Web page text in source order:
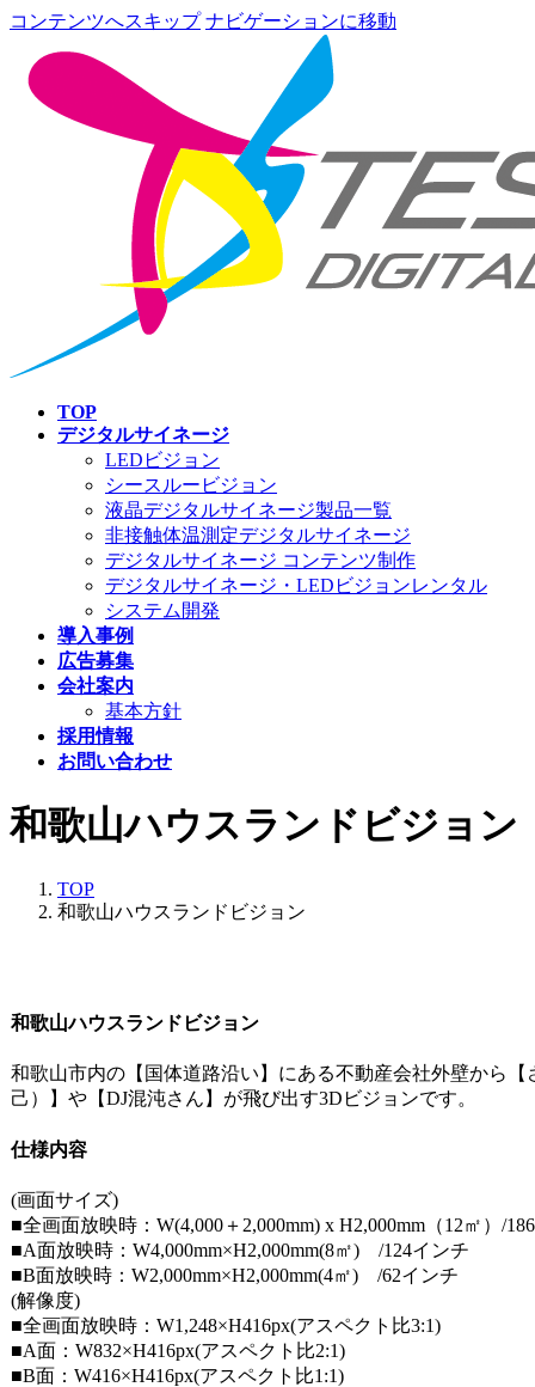
コンテンツへスキップ ナビゲーションに移動
TOP
デジタルサイネージ
LEDビジョン
シースルービジョン
液晶デジタルサイネージ製品一覧
非接触体温測定デジタルサイネージ
デジタルサイネージ コンテンツ制作
デジタルサイネージ・LEDビジョンレンタル
システム開発
導入事例
広告募集
会社案内
基本方針
採用情報
お問い合わせ
和歌山ハウスランドビジョン
TOP
和歌山ハウスランドビジョン
和歌山ハウスランドビジョン
和歌山市内の【国体道路沿い】にある不動産会社外壁から【
己）】や【DJ混沌さん】が飛び出す3Dビジョンです。
仕様内容
(画面サイズ)
■全画面放映時：W(4,000＋2,000mm) x H2,000mm（12㎡）/
■A面放映時：W4,000mm×H2,000mm(8㎡) /124インチ
■B面放映時：W2,000mm×H2,000mm(4㎡) /62インチ
(解像度)
■全画面放映時：W1,248×H416px(アスペクト比3:1)
■A面：W832×H416px(アスペクト比2:1)
■B面：W416×H416px(アスペクト比1:1)